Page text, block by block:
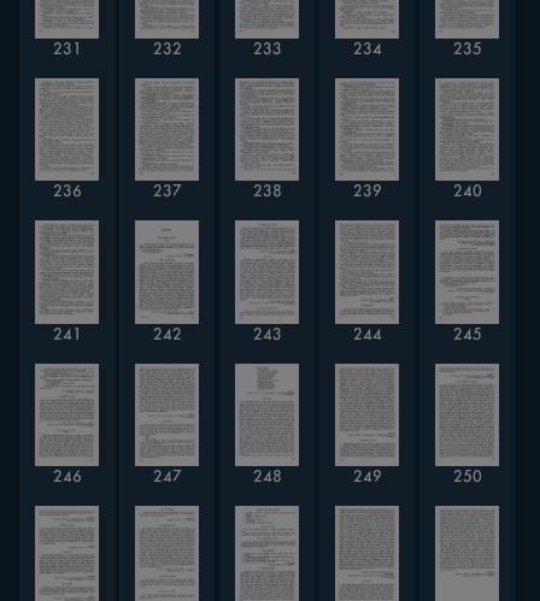
231 232 233 234 235
236 237 238 239 240
241 242 243 244 245
246 247 248 249 250